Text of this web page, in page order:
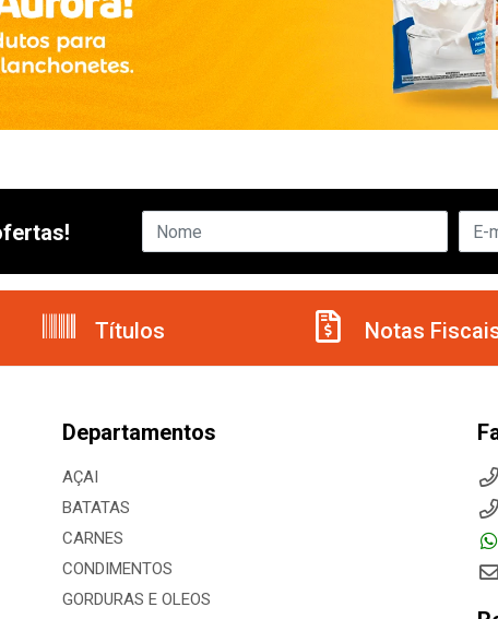
Títulos Notas
Departamentos
AÇAI
BATATAS
CARNES
CONDIMENTOS
GORDURAS E OLEOS